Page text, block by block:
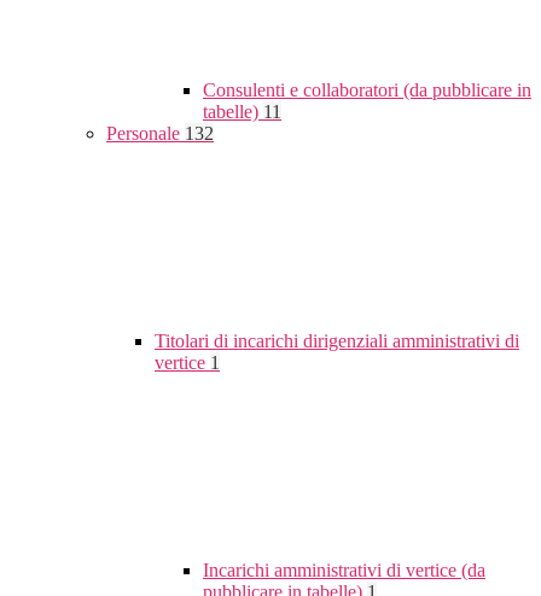
Consulenti e collaboratori (da pubblicare in
tabelle) 11
Personale 132
Titolari di incarichi dirigenziali amministrativi di
vertice 1
Incarichi amministrativi di vertice (da